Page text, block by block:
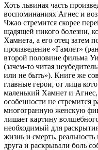
Хоть львиная часть
воспоминаниях Агнес и
Чжао стремится скорее
щадящей никого болезни,
Хамнета, а его отец затем
произведение «Гамлет»
второй половине фильма
(зачем-то читая
или не быть»). Книге же
главные герои, от лица
маленький Хамнет и
особенности не стремится
многогранную женскую
лишает картину
необходимый для
жизнь и смерть,
друга и раскрывали боль